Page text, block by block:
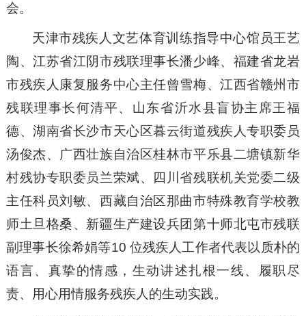
会。
天津市残疾人文艺体育训练指导中心馆员王艺
陶、江苏省江阴市残联理事长潘少峰、福建省龙岩
市残疾人康复服务中心主任曾雪梅、江西省赣州市
残联理事长何清平、山东省沂水县盲协主席王福
德、湖南省长沙市天心区暮云街道残疾人专职委员
汤俊杰、广西壮族自治区桂林市平乐县二塘镇新华
村残协专职委员兰荣斌、四川省残联机关党委二级
主任科员刘敏、西藏自治区那曲市特殊教育学校教
师土旦格桑、新疆生产建设兵团第十师北屯市残联
副理事长徐希娟等10 位残疾人工作者代表以质朴的
语言、真挚的情感，生动讲述扎根一线、履职尽
责、用心用情服务残疾人的生动实践。